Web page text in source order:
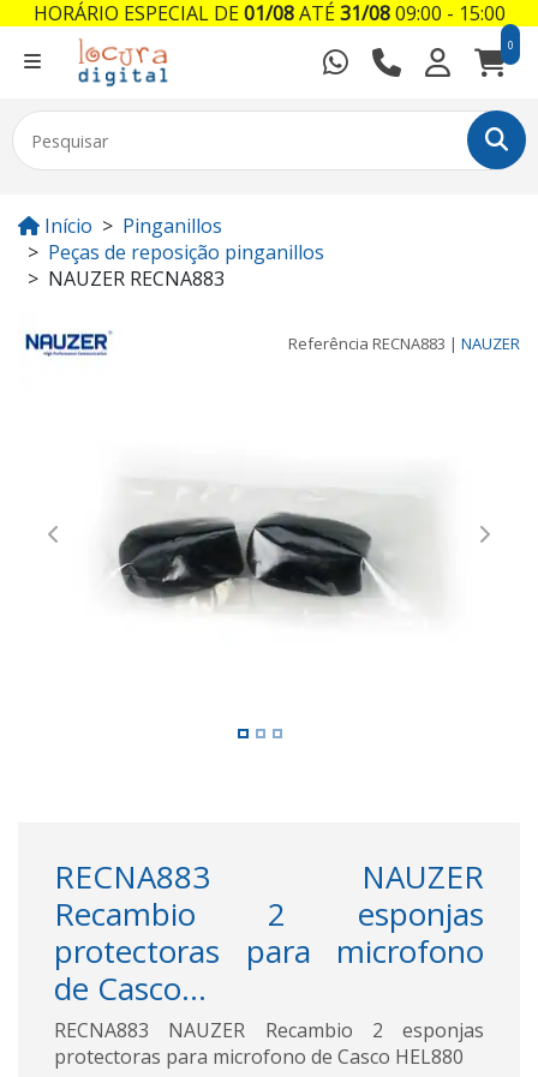
0
Início
Pinganillos
Peças de reposição pinganillos
NAUZER RECNA883
Referência RECNA883 | NAUZER
Previous Next
RECNA883 NAUZER
Recambio 2 esponjas
protectoras para microfono
de Casco...
RECNA883 NAUZER Recambio 2 esponjas
protectoras para microfono de Casco HEL880
HORÁRIO ESPECIAL DE01/08ATÉ31/0809:00 - 15:00